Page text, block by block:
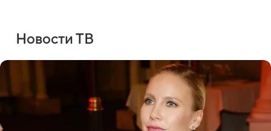
Новости ТВ